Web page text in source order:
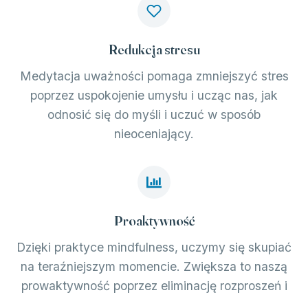
Redukcja stresu
Medytacja uważności pomaga zmniejszyć stres
poprzez uspokojenie umysłu i ucząc nas, jak
odnosić się do myśli i uczuć w sposób
nieoceniający.
Proaktywność
Dzięki praktyce mindfulness, uczymy się skupiać
na teraźniejszym momencie. Zwiększa to naszą
prowaktywność poprzez eliminację rozproszeń i